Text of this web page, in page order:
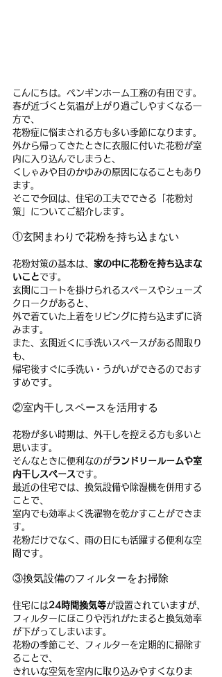
こんにちは。ペンギンホーム工務の有田です。
春が近づくと気温が上がり過ごしやすくなる一
方で、
花粉症に悩まされる方も多い季節になります。
外から帰ってきたときに衣服に付いた花粉が室
内に入り込んでしまうと、
くしゃみや目のかゆみの原因になることもあり
ます。
そこで今回は、住宅の工夫でできる「花粉対
策」についてご紹介します。
①玄関まわりで花粉を持ち込まない
花粉対策の基本は、 家の中に花粉を持ち込まな
いことです。
玄関にコートを掛けられるスペースやシューズ
クロークがあると、
外で着ていた上着をリビングに持ち込まずに済
みます。
また、玄関近くに手洗いスペースがある間取り
も、
帰宅後すぐに手洗い・うがいができるのでおす
すめです。
②室内干しスペースを活用する
花粉が多い時期は、外干しを控える方も多いと
思います。
そんなときに便利なのがランドリールームや室
内干しスペースです。
最近の住宅では、換気設備や除湿機を併用する
ことで、
室内でも効率よく洗濯物を乾かすことができま
す。
花粉だけでなく、雨の日にも活躍する便利な空
間です。
③換気設備のフィルターをお掃除
住宅には24時間換気等が設置されていますが、
フィルターにほこりや汚れがたまると換気効率
が下がってしまいます。
花粉の季節こそ、フィルターを定期的に掃除す
ることで、
きれいな空気を室内に取り込みやすくなりま